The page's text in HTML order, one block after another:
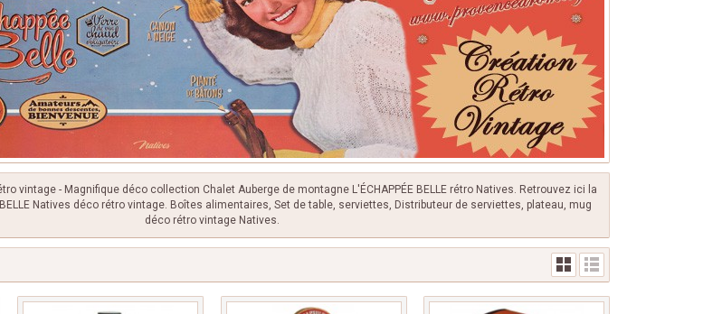
vintage - Magnifique déco collection Chalet Auberge de montagne L'ÉCHAPPÉE BELLE rétro Natives. Retrouvez ici la
Natives déco rétro vintage. Boîtes alimentaires, Set de table, serviettes, Distributeur de serviettes, plateau, mug
déco rétro vintage Natives.